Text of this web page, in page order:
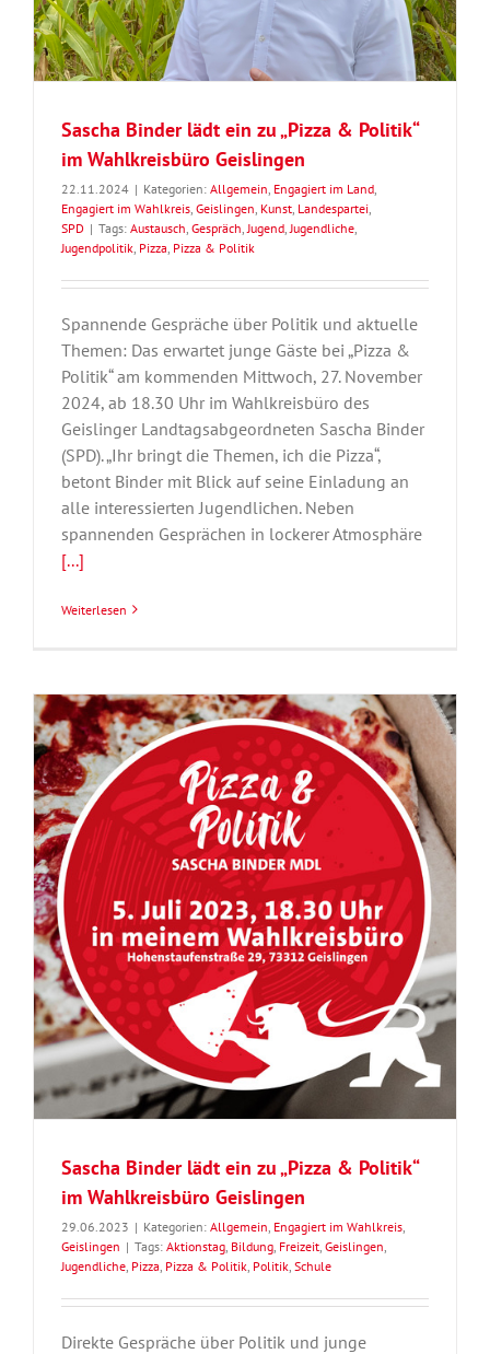
Sascha Binder lädt ein zu „Pizza & Politik“
im Wahlkreisbüro Geislingen
22.11.2024 | Kategorien: Allgemein Engagiert im Land
Engagiert im Wahlkreis Geislingen Kunst Landespartei
SPD | Tags: Austausch Gespräch Jugend Jugendliche
Jugendpolitik Pizza Pizza & Politik
Spannende Gespräche über Politik und aktuelle
Themen: Das erwartet junge Gäste bei „Pizza &
Politik“ am kommenden Mittwoch, 27. November
2024, ab 18.30 Uhr im Wahlkreisbüro des
Geislinger Landtagsabgeordneten Sascha Binder
(SPD). „Ihr bringt die Themen, ich die Pizza“,
betont Binder mit Blick auf seine Einladung an
alle interessierten Jugendlichen. Neben
spannenden Gesprächen in lockerer Atmosphäre
[...]
Weiterlesen
Sascha Binder lädt ein zu „Pizza & Politik“
im Wahlkreisbüro Geislingen
29.06.2023 | Kategorien: Allgemein Engagiert im Wahlkreis
Geislingen | Tags: Aktionstag Bildung Freizeit Geislingen
Jugendliche Pizza Pizza & Politik Politik Schule
Direkte Gespräche über Politik und junge